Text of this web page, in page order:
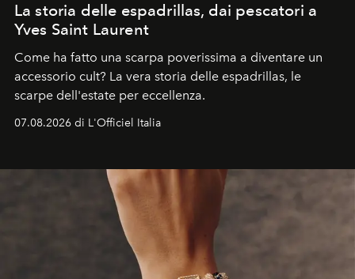
La storia delle espadrillas, dai pescatori a
Yves Saint Laurent
Come ha fatto una scarpa poverissima a diventare un
accessorio cult? La vera storia delle espadrillas, le
scarpe dell'estate per eccellenza.
07.08.2026 di L'Officiel Italia